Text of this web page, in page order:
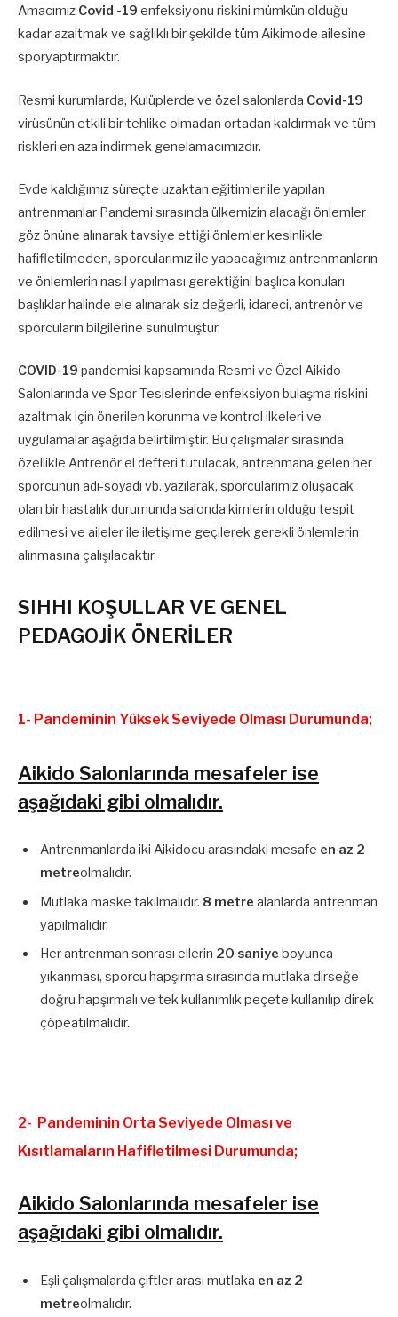
Amacımız Covid -19 enfeksiyonu riskini mümkün olduğu
kadar azaltmak ve sağlıklı bir şekilde tüm Aikimode ailesine
sporyaptırmaktır.
Resmi kurumlarda, Kulüplerde ve özel salonlarda Covid-19
virüsünün etkili bir tehlike olmadan ortadan kaldırmak ve tüm
riskleri en aza indirmek genelamacımızdır.
Evde kaldığımız süreçte uzaktan eğitimler ile yapılan
antrenmanlar Pandemi sırasında ülkemizin alacağı önlemler
göz önüne alınarak tavsiye ettiği önlemler kesinlikle
hafifletilmeden, sporcularımız ile yapacağımız antrenmanların
ve önlemlerin nasıl yapılması gerektiğini başlıca konuları
başlıklar halinde ele alınarak siz değerli, idareci, antrenör ve
sporcuların bilgilerine sunulmuştur.
COVID-19 pandemisi kapsamında Resmi ve Özel Aikido
Salonlarında ve Spor Tesislerinde enfeksiyon bulaşma riskini
azaltmak için önerilen korunma ve kontrol ilkeleri ve
uygulamalar aşağıda belirtilmiştir. Bu çalışmalar sırasında
özellikle Antrenör el defteri tutulacak, antrenmana gelen her
sporcunun adı-soyadı vb. yazılarak, sporcularımız oluşacak
olan bir hastalık durumunda salonda kimlerin olduğu tespit
edilmesi ve aileler ile iletişime geçilerek gerekli önlemlerin
alınmasına çalışılacaktır
SIHHI KOŞULLAR VE GENEL
PEDAGOJİK ÖNERİLER
1- Pandeminin Yüksek Seviyede Olması Durumunda;
Aikido Salonlarında mesafeler ise
aşağıdaki gibi olmalıdır.
Antrenmanlarda iki Aikidocu arasındaki mesafe en az 2
metreolmalıdır.
Mutlaka maske takılmalıdır. 8 metre alanlarda antrenman
yapılmalıdır.
Her antrenman sonrası ellerin 20 saniye boyunca
yıkanması, sporcu hapşırma sırasında mutlaka dirseğe
doğru hapşırmalı ve tek kullanımlık peçete kullanılıp direk
çöpeatılmalıdır.
2- Pandeminin Orta Seviyede Olması ve
Kısıtlamaların Hafifletilmesi Durumunda;
Aikido Salonlarında mesafeler ise
aşağıdaki gibi olmalıdır.
Eşli çalışmalarda çiftler arası mutlaka en az 2
metreolmalıdır.